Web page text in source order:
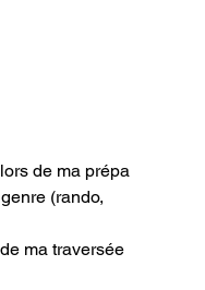
de ma prépa
(rando,
ma traversée